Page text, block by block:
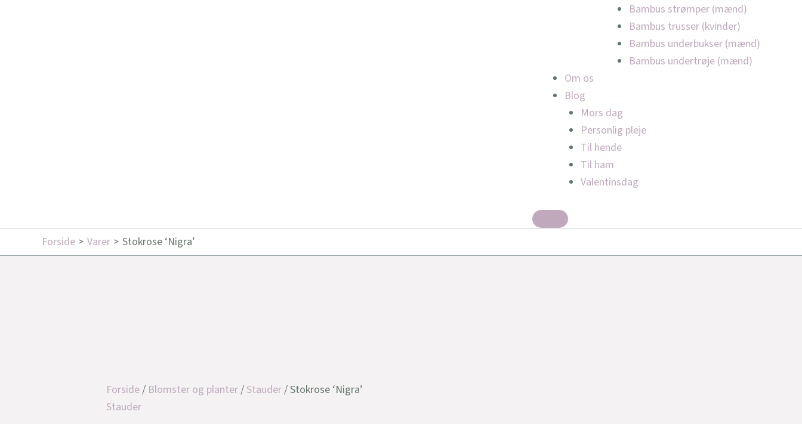
Bambus strømper (mænd)
Bambus trusser (kvinder)
Bambus underbukser (mænd)
Bambus undertrøje (mænd)
Om os
Blog
Mors dag
Personlig pleje
Til hende
Til ham
Valentinsdag
Forside Varer Stokrose ‘Nigra’
Forside/ Blomster og planter/ Stauder/ Stokrose ‘Nigra’
Stauder